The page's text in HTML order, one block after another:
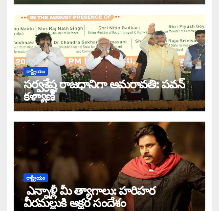
రాష్ట్రీయం
సర్వశ్రేష్ఠ రాజధానిగా అమరావతి: పవన్
కళ్యాణ్
రాష్ట్రీయం
ఎన్నాళ్లీ మీ త్యాగాలు: హరిహర
వీరమల్లుకి అక్షర సందేశం